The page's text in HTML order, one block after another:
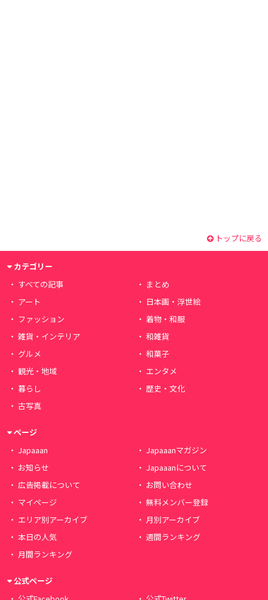
トップに戻る
カテゴリー
すべての記事
まとめ
アート
日本画・浮世絵
ファッション
着物・和服
雑貨・インテリア
和雑貨
グルメ
和菓子
観光・地域
エンタメ
暮らし
歴史・文化
古写真
ページ
Japaaan
Japaaanマガジン
お知らせ
Japaaanについて
広告掲載について
お問い合わせ
マイページ
無料メンバー登録
エリア別アーカイブ
月別アーカイブ
本日の人気
週間ランキング
月間ランキング
公式ページ